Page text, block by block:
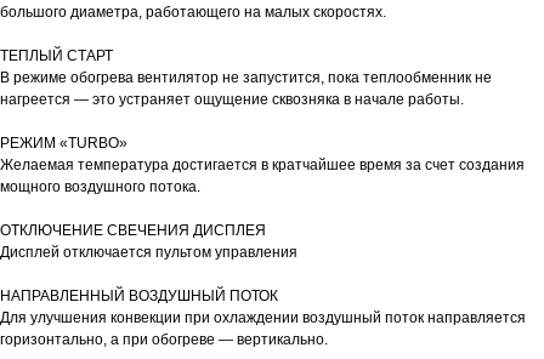
большого диаметра, работающего на малых скоростях.
ТЕПЛЫЙ СТАРТ
В режиме обогрева вентилятор не запустится, пока теплообменник не
нагреется — это устраняет ощущение сквозняка в начале работы.
РЕЖИМ «TURBO»
Желаемая температура достигается в кратчайшее время за счет создания
мощного воздушного потока.
ОТКЛЮЧЕНИЕ СВЕЧЕНИЯ ДИСПЛЕЯ
Дисплей отключается пультом управления
НАПРАВЛЕННЫЙ ВОЗДУШНЫЙ ПОТОК
Для улучшения конвекции при охлаждении воздушный поток направляется
горизонтально, а при обогреве — вертикально.